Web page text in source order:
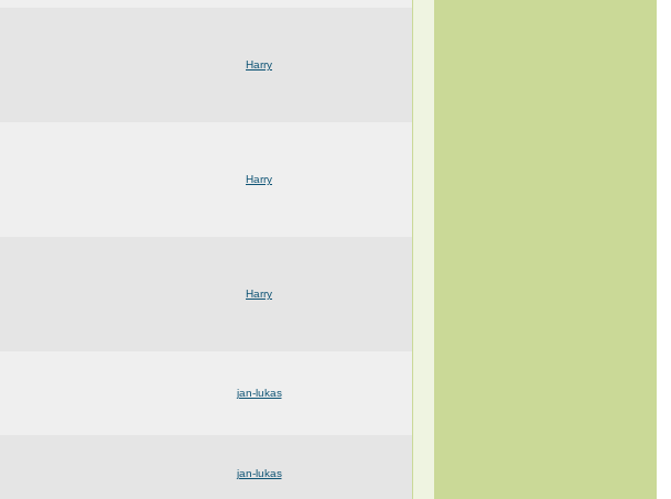
Harry
Harry
Harry
jan-lukas
jan-lukas